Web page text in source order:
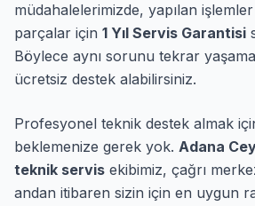
müdahalelerimizde, yapılan
parçalar için 1 Yıl Servis Garantisi
Böylece aynı sorunu tekrar
ücretsiz destek alabilirsiniz.
Profesyonel teknik destek almak
beklemenize gerek yok. Adana
teknik servis ekibimiz, çağrı
andan itibaren sizin için en uygun